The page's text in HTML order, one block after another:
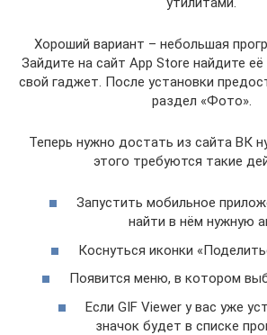
Хороший вариант – небольшая
Зайдите на сайт App Store найдите
свой гаджет. После установки
раздел «Фото».
Теперь нужно достать из сайта ВК
этого требуются такие
Запустить мобильное
найти в нём нужную
Коснуться иконки
Появится меню, в котором
Если GIF Viewer у вас уже
значок будет в списке